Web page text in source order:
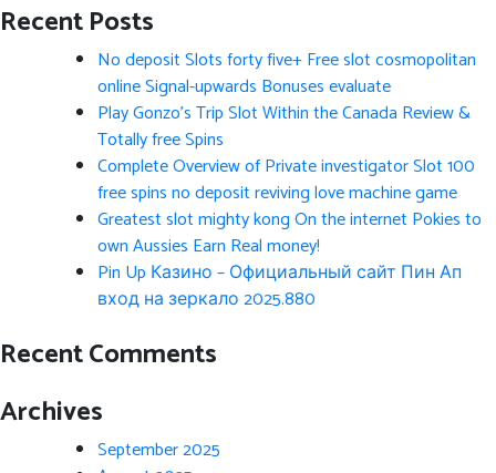
Recent Posts
No deposit Slots forty five+ Free slot cosmopolitan
online Signal-upwards Bonuses evaluate
Play Gonzo’s Trip Slot Within the Canada Review &
Totally free Spins
Complete Overview of Private investigator Slot 100
free spins no deposit reviving love machine game
Greatest slot mighty kong On the internet Pokies to
own Aussies Earn Real money!
Pin Up Казино – Официальный сайт Пин Ап
вход на зеркало 2025.880
Recent Comments
Archives
September 2025